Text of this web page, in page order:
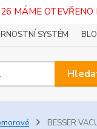
MÁME OTEVŘENO
SYSTÉM
BESSER